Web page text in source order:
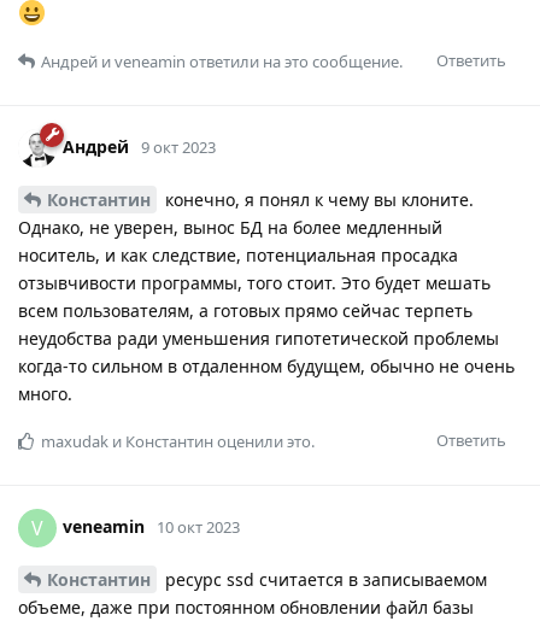
Ответить
Андрей иveneamin ответили на это сообщение.
Андрей 9 окт 2023
Константин
конечно, я понял к чему вы клоните.
Однако, не уверен, вынос БД на более медленный
носитель, и как следствие, потенциальная просадка
отзывчивости программы, того стоит. Это будет мешать
всем пользователям, а готовых прямо сейчас терпеть
неудобства ради уменьшения гипотетической проблемы
когда-то сильном в отдаленном будущем, обычно не очень
много.
Ответить
maxudak и Константиноценили это.
V veneamin 10 окт 2023
Константин
ресурс ssd считается в записываемом
объеме, даже при постоянном обновлении файл базы